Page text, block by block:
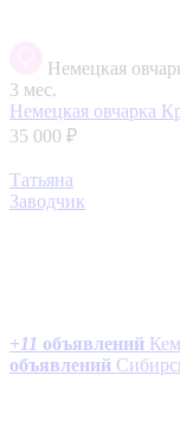
Немецкая
3 мес.
Немецкая овчарка
35 000 ₽
Татьяна
Заводчик
+11 объявлений
объявлений